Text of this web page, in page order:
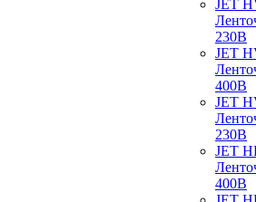
JET
230В
JET
400В
JET
230В
JET
400В